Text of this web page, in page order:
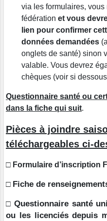
via les formulaires,
fédération et vous
lien pour confirmer
données demandées
onglets de santé) sinon
valable. Vous devrez
chèques (voir si
Questionnaire santé ou
dans la fiche qui suit.
Pièces à joindre
téléchargeables ci-
□ Formulaire d’inscription
□ Fiche de
□Questionnaire santé
ou les licenciés depuis